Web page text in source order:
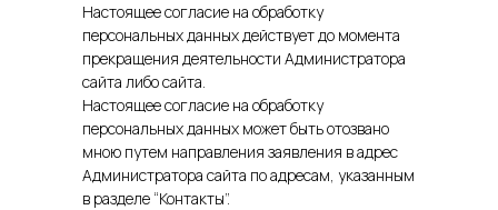
Настоящее согласие на обработку
персональных данных действует до момента
прекращения деятельности Администратора
сайта либо сайта.
Настоящее согласие на обработку
персональных данных может быть отозвано
мною путем направления заявления в адрес
Администратора сайта по адресам, указанным
в разделе “Контакты”.